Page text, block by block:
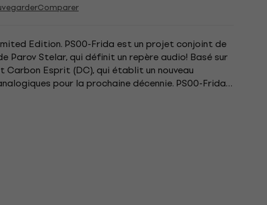
Comparer
Edition. PS00-Frida est un projet conjoint de
Parov Stelar, qui définit un repère audio! Basé sur
Esprit (DC), qui établit un nouveau
pour la prochaine décennie. PS00-Frida
à...